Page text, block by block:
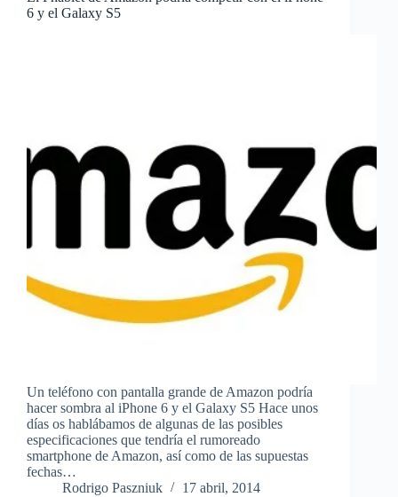
6 y el Galaxy S5
Un teléfono con pantalla grande de Amazon podría
hacer sombra al iPhone 6 y el Galaxy S5 Hace unos
días os hablábamos de algunas de las posibles
especificaciones que tendría el rumoreado
smartphone de Amazon, así como de las supuestas
fechas…
Rodrigo Paszniuk
17 abril, 2014